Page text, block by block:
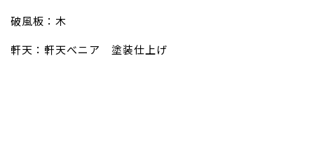
破風板：木
軒天：軒天べニア 塗装仕上げ